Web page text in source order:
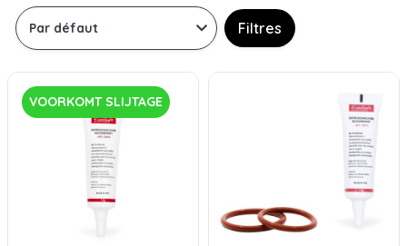
Filtres
VOORKOMT SLIJTAGE